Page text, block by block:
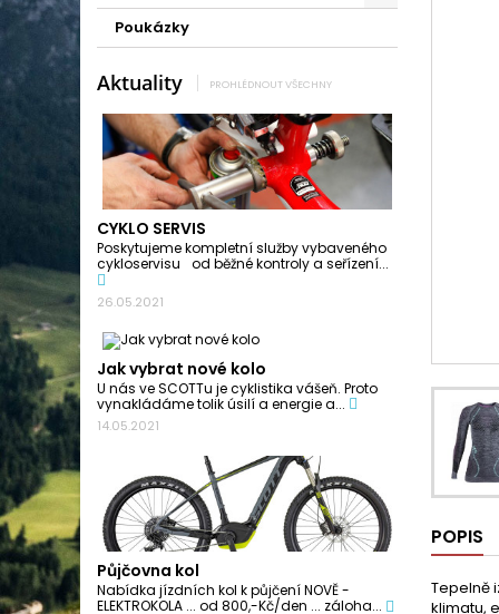
Poukázky
Aktuality PROHLÉDNOUT VŠECHNY
CYKLO SERVIS
Poskytujeme kompletní služby vybaveného
cykloservisu od běžné kontroly a seřízení...
26.05.2021
Jak vybrat nové kolo
U nás ve SCOTTu je cyklistika vášeň. Proto
vynakládáme tolik úsilí a energie a...
14.05.2021
Půjčovna kol
Nabídka jízdních kol k půjčení NOVĚ -
ELEKTROKOLA ... od 800,-Kč/den ... záloha...
POPIS
Tepelně
klimatu,